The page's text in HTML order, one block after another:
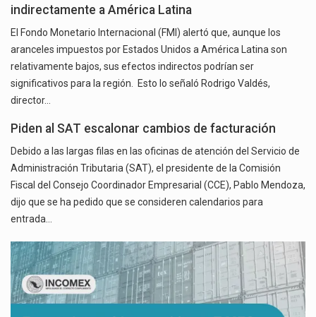
indirectamente a América Latina
El Fondo Monetario Internacional (FMI) alertó que, aunque los
aranceles impuestos por Estados Unidos a América Latina son
relativamente bajos, sus efectos indirectos podrían ser
significativos para la región. Esto lo señaló Rodrigo Valdés,
director…
Piden al SAT escalonar cambios de facturación
Debido a las largas filas en las oficinas de atención del Servicio de
Administración Tributaria (SAT), el presidente de la Comisión
Fiscal del Consejo Coordinador Empresarial (CCE), Pablo Mendoza,
dijo que se ha pedido que se consideren calendarios para
entrada…